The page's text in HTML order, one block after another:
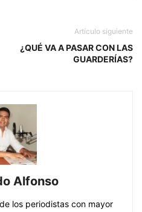
Artículo siguiente
¿QUÉ VA A PASAR CON LAS
GUARDERÍAS?
Alfonso
los periodistas con mayor